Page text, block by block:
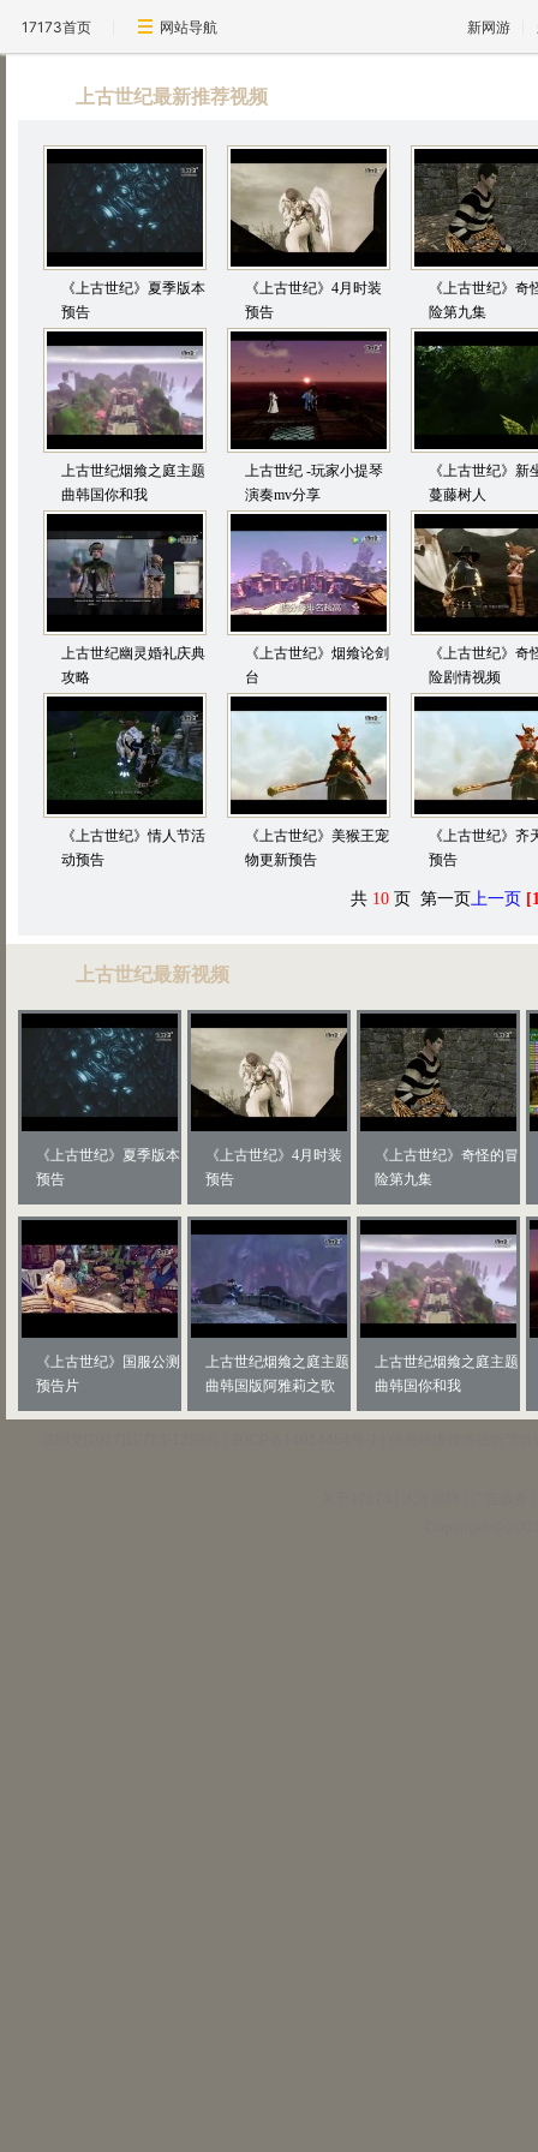
17173首页 网站导航 新网游
上古世纪最新推荐视频
《上古世纪》夏季版本
预告
《上古世纪》4月时装
预告
《上古世纪》奇
险第九集
上古世纪烟飨之庭主题
曲韩国你和我
上古世纪 -玩家小提琴
演奏mv分享
《上古世纪》新
蔓藤树人
上古世纪幽灵婚礼庆典
攻略
《上古世纪》烟飨论剑
台
《上古世纪》奇
险剧情视频
《上古世纪》情人节活
动预告
《上古世纪》美猴王宠
物更新预告
《上古世纪》齐
预告
共 10 页 第一页上一页
上古世纪最新视频
《上古世纪》夏季版本
预告
《上古世纪》4月时装
预告
《上古世纪》奇怪的冒
险第九集
《上古世纪》国服公测
预告片
上古世纪烟飨之庭主题
曲韩国版阿雅莉之歌
上古世纪烟飨之庭主题
曲韩国你和我